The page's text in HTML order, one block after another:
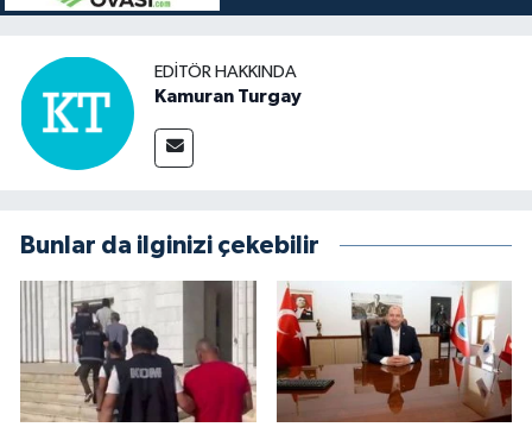
EDITÖR HAKKINDA
Kamuran Turgay
Bunlar da ilginizi çekebilir